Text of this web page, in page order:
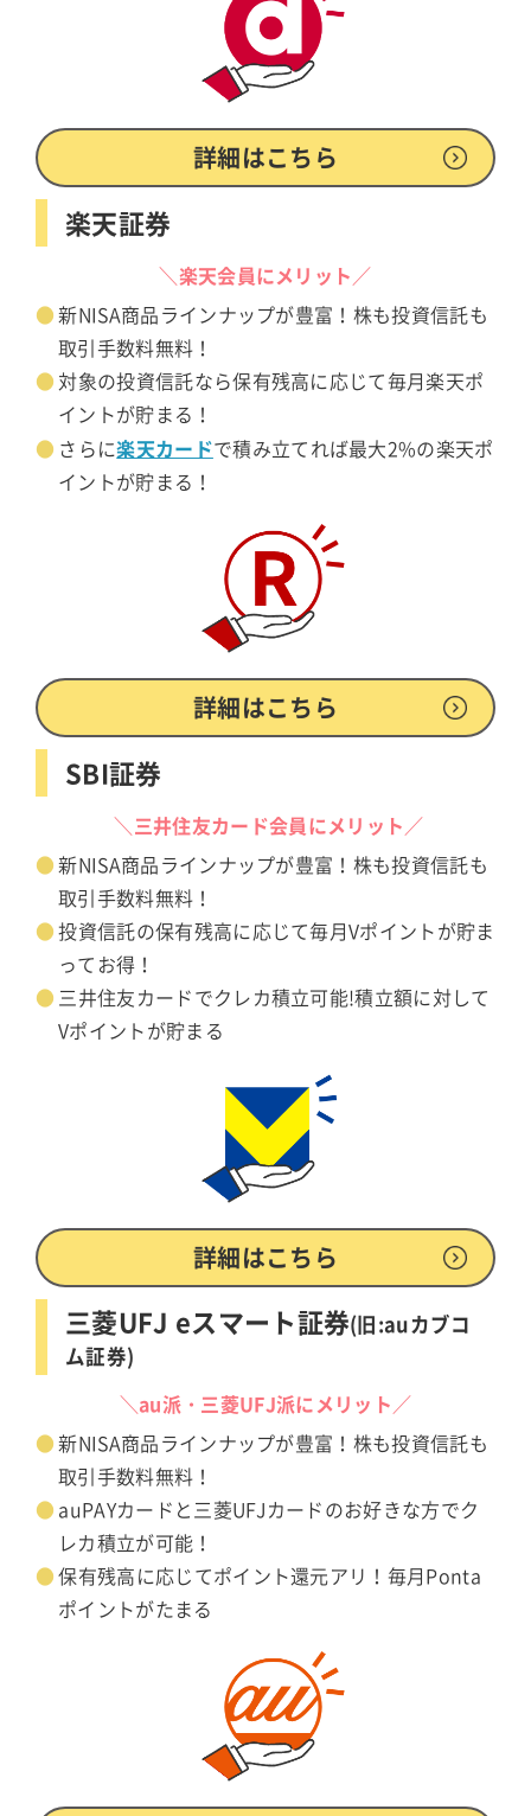
詳細はこちら
楽天証券
＼楽天会員にメリット／
新NISA商品ラインナップが豊富！株も投資信託も
取引手数料無料！
対象の投資信託なら保有残高に応じて毎月楽天ポ
イントが貯まる！
さらに楽天カードで積み立てれば最大2%の楽天ポ
イントが貯まる！
詳細はこちら
SBI証券
＼三井住友カード会員にメリット／
新NISA商品ラインナップが豊富！株も投資信託も
取引手数料無料！
投資信託の保有残高に応じて毎月Vポイントが貯ま
ってお得！
三井住友カードでクレカ積立可能!積立額に対して
Vポイントが貯まる
詳細はこちら
三菱UFJ eスマート証券(旧:auカブコ
ム証券)
＼au派・三菱UFJ派にメリット／
新NISA商品ラインナップが豊富！株も投資信託も
取引手数料無料！
auPAYカードと三菱UFJカードのお好きな方でク
レカ積立が可能！
保有残高に応じてポイント還元アリ！毎月Ponta
ポイントがたまる